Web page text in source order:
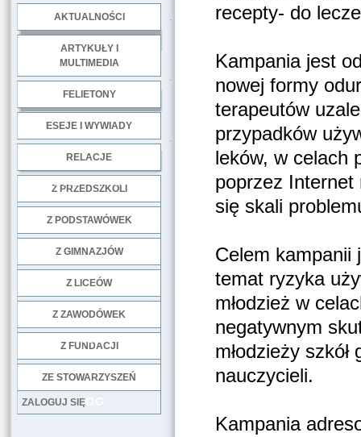
AKTUALNOŚCI
ARTYKUŁY I
MULTIMEDIA
FELIETONY
ESEJE I WYWIADY
RELACJE
Z PRZEDSZKOLI
Z PODSTAWÓWEK
Z GIMNAZJÓW
Z LICEÓW
Z ZAWODÓWEK
Z FUNDACJI
ZE STOWARZYSZEŃ
LOG
ZALOGUJ SIĘ
recepty- do
Kampania jest
nowej formy
terapeutów
przypadków
leków, w celach
poprzez Internet
się skali
Celem kampanii
temat ryzyka
młodzież w
negatywnym
młodzieży
nauczycieli.
Kampania